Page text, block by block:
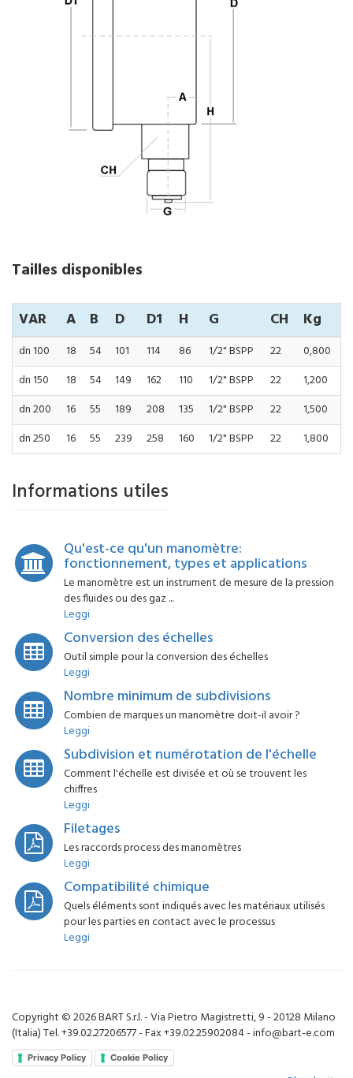
Tailles disponibles
VAR A B D D1 H G CH Kg
dn 100 18 54 101 114 86 1/2" BSPP 22
0,800
dn 150
18 54 149 162 110 1/2" BSPP 22
1,200
dn 200
16 55 189 208 135 1/2" BSPP 22
1,500
dn 250
16 55 239 258 160 1/2" BSPP 22 1,800
Informations utiles
Qu'est-ce qu'un manomètre:
fonctionnement, types et applications
Le manomètre est un instrument de mesure de la pression
des fluides ou des gaz ...
Leggi
Conversion des échelles
Outil simple pour la conversion des échelles
Leggi
Nombre minimum de subdivisions
Combien de marques un manomètre doit-il avoir ?
Leggi
Subdivision et numérotation de l'échelle
Comment l'échelle est divisée et où se trouvent les
chiffres
Leggi
Filetages
Les raccords process des manomètres
Leggi
Compatibilité chimique
Quels éléments sont indiqués avec les matériaux utilisés
pour les parties en contact avec le processus
Leggi
Copyright © 2026 BART S.r.l. - Via Pietro Magistretti, 9 - 20128 Milano
(Italia) Tel. +39.02.27206577 - Fax +39.02.25902084 - info@bart-e.com
Privacy Policy Cookie Policy